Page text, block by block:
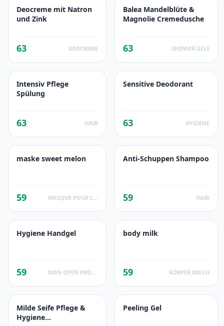
Deocreme mit Natron
und Zink
63 DEOCREME
Balea Mandelblüte &
Magnolie Cremedusche
63 SHOWER GELS
Intensiv Pflege
Spülung
63 HAIR
Sensitive Deodorant
63 HYGIENE
maske sweet melon
59
Anti-Schuppen Shampoo
59 HAIR
Hygiene Handgel
59
body milk
59 KÖRPER MILCH
Milde Seife Pflege &
Hygiene
Peeling Gel